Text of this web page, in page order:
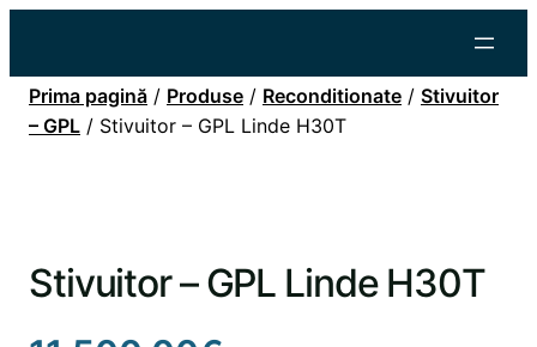
Prima pagină / Produse / Reconditionate / Stivuitor
– GPL / Stivuitor – GPL Linde H30T
Stivuitor – GPL Linde H30T